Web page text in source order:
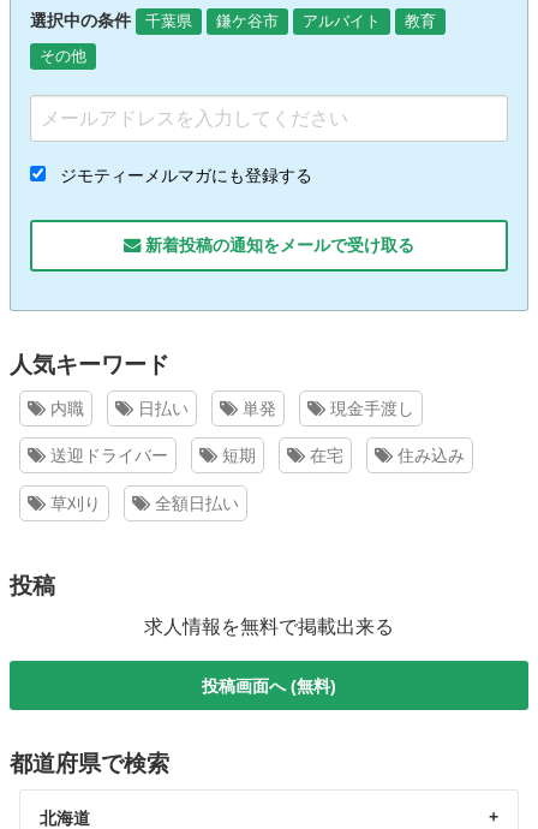
選択中の条件 千葉県 鎌ケ谷市 アルバイト
教育
その他
ジモティーメルマガにも登録する
新着投稿の通知をメールで受け取る
人気キーワード
内職 日払い 単発 現金手渡し
送迎ドライバー 短期 在宅 住み込み
草刈り 全額日払い
投稿
求人情報を無料で掲載出来る
投稿画面へ (無料)
都道府県で検索
北海道